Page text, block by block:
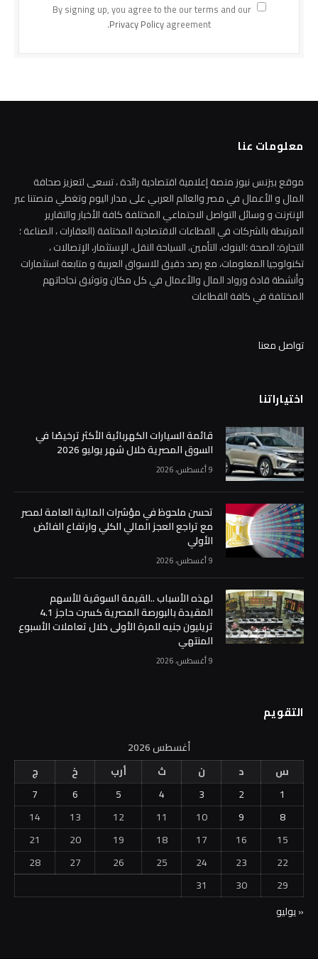
By signing up, you agree to the our terms and our
Privacy Policyagreement.
معلومات عنا
موقع بيزنس نيوز منصة إعلامية اقتصادية رائدة ، تسعى لتعزيز صحافة
المال و الأعمال في مصر والعالم العربي على مدار اليوم وتغطي منصتنا عبر
الإنترنت و وسائل التواصل الاجتماعي المختلفة كافة الأخبار والتقارير
المرتبطة بالشركات في القطاعات الاقتصادية المختلفة (العقارات ، الصناعة ؛
التجارة؛ الصحة ؛البنوك، التأمين، السياحة النقل، الإستثمار، الإتصالات ،
تكنولوجيا المعلومات، مع رصد دقيق للاسواق العربية و متابعة استثمارات
وأنشطة قادة ورواد المال والأعمال في كل مكان وتوثيق نجاحاتهم
المختلفة في كافة القطاعات
تواصل معنا
اختياراتنا
قائمة السيارات الكهربائية الأكثر ترخيصًا في
السوق المصرية خلال شهر يوليو 2026
9 أغسطس، 2026
تحسن ملحوظ في مؤشرات المالية العامة لمصر
مع تراجع العجز المالي الكلي وارتفاع الفائض
الأولي
9 أغسطس، 2026
لهذه الأسباب ..القيمة السوقية للأسهم
المقيدة بالبورصة المصرية كسرت حاجز 4.1
تريليون جنيه للمرة الأولى خلال تعاملات الأسبوع
المنتهي
9 أغسطس، 2026
التقويم
أغسطس 2026
س
د ن ث أرب خ
ج
1
2
3
4
5
6
7
8
9
10
11
12
13
14
15
16
17
18
19
20
21
22
23
24
25
26
27
28
29
30
31
« يوليو